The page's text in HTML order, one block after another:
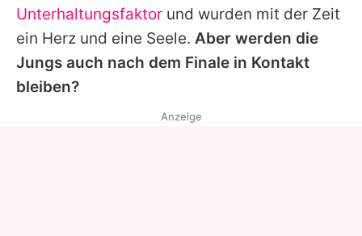
Unterhaltungsfaktor und wurden mit der Zeit
ein Herz und eine Seele. Aber werden die
Jungs auch nach dem Finale in Kontakt
bleiben?
Anzeige